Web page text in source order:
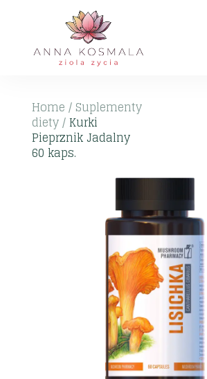
Home / Suplementy
diety/ Kurki
Pieprznik Jadalny
60 kaps.